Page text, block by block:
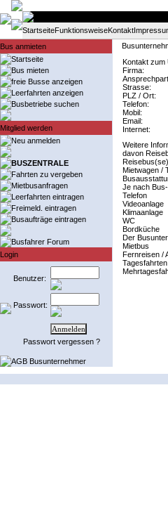
StartseiteFunktionsweiseKontakt
Bus anmieten
Startseite
Bus mieten
freie Busse anzeigen
Leerfahrten anzeigen
Busbetriebe suchen
Mitglied werden
Neu anmelden
BUSZENTRALE
Fahrten zu vergeben
Mietbusanfragen
Leerfahrten eintragen
Freimeld. eintragen
Busaufträge eintragen
Busfahrer Forum
Login
Benutzer:
Passwort:
Passwort vergessen ?
AGB Busunternehmer
Kontakt zum
Firma:
Strasse:
PLZ / Ort:
Telefon:
Mobil:
Email:
Internet:
Weitere
davon
Reisebus(se)
Mietwagen /
Je nach
Telefon
Videoanlage
Klimaanlage
WC
Bordküche
Der
Mietbus
Fernreisen /
Tagesfahrten